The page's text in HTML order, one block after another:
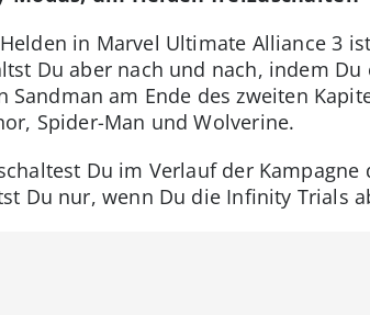
in Marvel Ultimate Alliance 3
Du aber nach und nach, indem
Sandman am Ende des zweiten
Spider-Man und Wolverine.
Du im Verlauf der
Du nur, wenn Du die Infinity Trials